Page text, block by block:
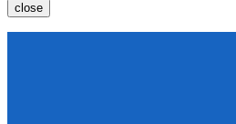
close